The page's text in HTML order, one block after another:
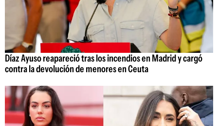
Díaz Ayuso reapareció tras los incendios en Madrid y cargó
contra la devolución de menores en Ceuta